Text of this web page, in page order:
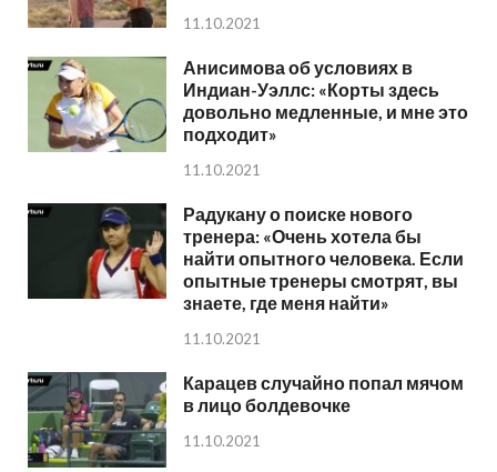
11.10.2021
Анисимова об условиях в
Индиан-Уэллс: «Корты здесь
довольно медленные, и мне это
подходит»
11.10.2021
Радукану о поиске нового
тренера: «Очень хотела бы
найти опытного человека. Если
опытные тренеры смотрят, вы
знаете, где меня найти»
11.10.2021
Карацев случайно попал мячом
в лицо болдевочке
11.10.2021